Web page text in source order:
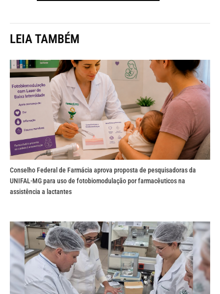
LEIA TAMBÉM
Conselho Federal de Farmácia aprova proposta de pesquisadoras da
UNIFAL-MG para uso de fotobiomodulação por farmacêuticos na
assistência a lactantes